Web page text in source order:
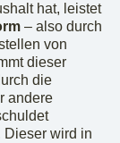
hat, leistet
– also durch
von
dieser
die
andere
Dieser wird in